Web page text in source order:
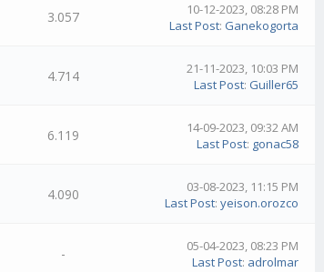
3.057
10-12-2023, 08:28 PM
Last Post: Ganekogorta
4.714
21-11-2023, 10:03 PM
Last Post: Guiller65
6.119
14-09-2023, 09:32 AM
Last Post: gonac58
4.090
03-08-2023, 11:15 PM
Last Post:yeison.orozco
-
05-04-2023, 08:23 PM
Last Post: adrolmar